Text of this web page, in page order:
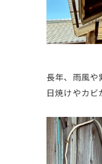
長年、雨風や
日焼けやカビ